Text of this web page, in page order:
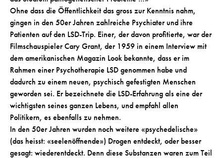
Ohne dass die Öffentlichkeit das gross zur Kenntnis nahm,
gingen in den 50er Jahren zahlreiche Psychiater und ihre
Patienten auf den LSD-Trip. Einer, der davon profitierte, war der
Filmschauspieler Cary Grant, der 1959 in einem Interview mit
dem amerikanischen Magazin Look bekannte, dass er im
Rahmen einer Psychotherapie LSD genommen habe und
dadurch zu einem neuen, psychisch gefestigten Menschen
geworden sei. Er bezeichnete die LSD-Erfahrung als eine der
wichtigsten seines ganzen Lebens, und empfahl allen
Politikern, es ebenfalls zu nehmen.
In den 50er Jahren wurden noch weitere «psychedelische»
(das heisst: «seelenöffnende») Drogen entdeckt, oder besser
gesagt: wiederentdeckt. Denn diese Substanzen waren zum Teil